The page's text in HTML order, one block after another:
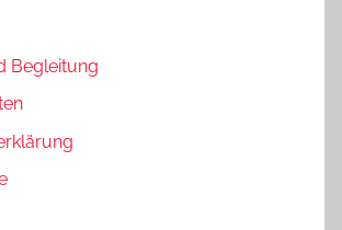
Begleitung